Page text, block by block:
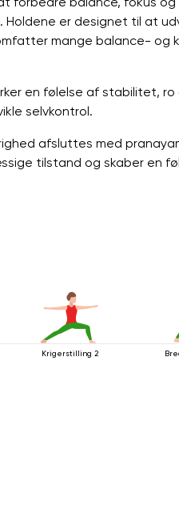
er designet til at
mange balance- og
en følelse af stabilitet,
selvkontrol.
afsluttes med
tilstand og skaber en
Krigerstilling 2